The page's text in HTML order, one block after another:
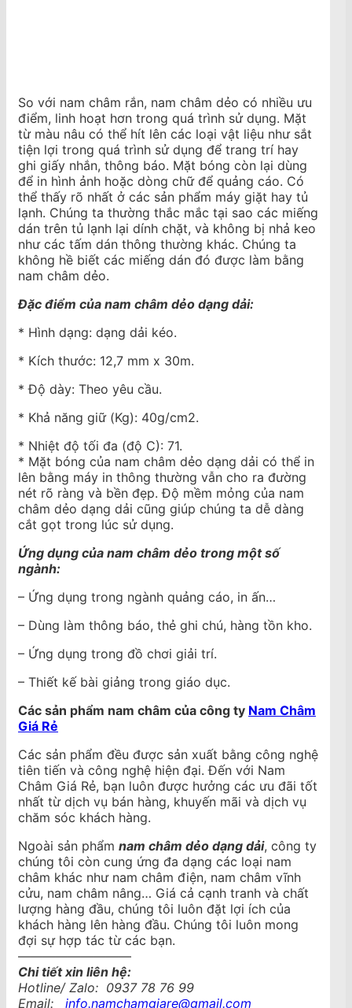
So với nam châm rắn, nam châm dẻo có nhiều ưu
điểm, linh hoạt hơn trong quá trình sử dụng. Mặt
từ màu nâu có thể hít lên các loại vật liệu như sắt
tiện lợi trong quá trình sử dụng để trang trí hay
ghi giấy nhắn, thông báo. Mặt bóng còn lại dùng
để in hình ảnh hoặc dòng chữ để quảng cáo. Có
thể thấy rõ nhất ở các sản phẩm máy giặt hay tủ
lạnh. Chúng ta thường thắc mắc tại sao các miếng
dán trên tủ lạnh lại dính chặt, và không bị nhả keo
như các tấm dán thông thường khác. Chúng ta
không hề biết các miếng dán đó được làm bằng
nam châm dẻo.
Đặc điểm của nam châm dẻo dạng dải:
* Hình dạng: dạng dải kéo.
* Kích thước: 12,7 mm x 30m.
* Độ dày: Theo yêu cầu.
* Khả năng giữ (Kg): 40g/cm2.
* Nhiệt độ tối đa (độ C): 71.
* Mặt bóng của nam châm dẻo dạng dải có thể in
lên bằng máy in thông thường vẫn cho ra đường
nét rõ ràng và bền đẹp. Độ mềm mỏng của nam
châm dẻo dạng dải cũng giúp chúng ta dễ dàng
cắt gọt trong lúc sử dụng.
Ứng dụng của nam châm dẻo trong một số
ngành:
– Ứng dụng trong ngành quảng cáo, in ấn…
– Dùng làm thông báo, thẻ ghi chú, hàng tồn kho.
– Ứng dụng trong đồ chơi giải trí.
– Thiết kế bài giảng trong giáo dục.
Các sản phẩm nam châm của công ty Nam Châm
Giá Rẻ
Các sản phẩm đều được sản xuất bằng công nghệ
tiên tiến và công nghệ hiện đại. Đến với Nam
Châm Giá Rẻ, bạn luôn được hưởng các ưu đãi tốt
nhất từ dịch vụ bán hàng, khuyến mãi và dịch vụ
chăm sóc khách hàng.
Ngoài sản phẩm nam châm dẻo dạng dải, công ty
chúng tôi còn cung ứng đa dạng các loại nam
châm khác như nam châm điện, nam châm vĩnh
cửu, nam châm nâng… Giá cả cạnh tranh và chất
lượng hàng đầu, chúng tôi luôn đặt lợi ích của
khách hàng lên hàng đầu. Chúng tôi luôn mong
đợi sự hợp tác từ các bạn.
—————————
Chi tiết xin liên hệ:
Hotline/ Zalo: 0937 78 76 99
Email: info.namchamgiare@gmail.com